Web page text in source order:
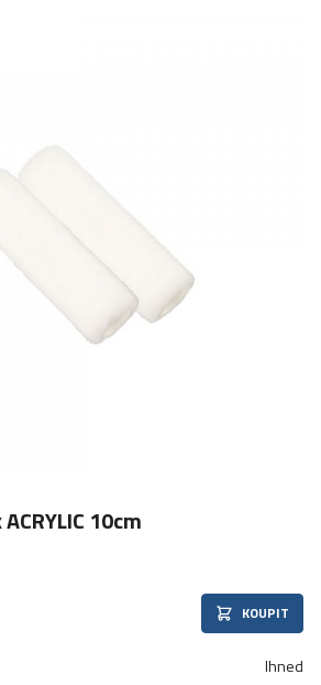
10cm
KOUPIT
Ihned